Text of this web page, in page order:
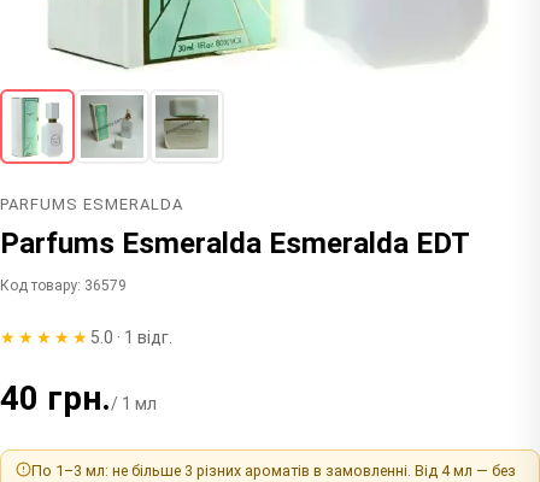
PARFUMS ESMERALDA
Parfums Esmeralda Esmeralda EDT
Код товару: 36579
★★★★★ 5.0 · 1 відг.
40 грн./ 1 мл
По 1–3 мл: не більше 3 різних ароматів в замовленні. Від 4 мл — без